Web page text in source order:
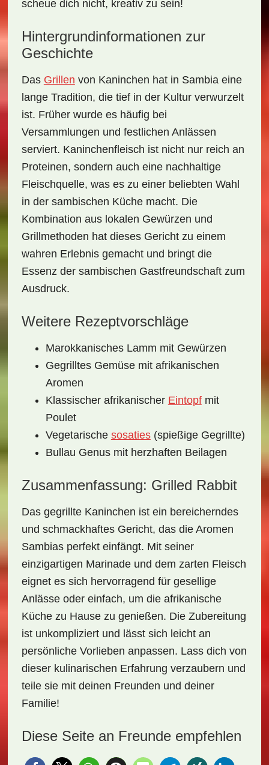
scheue dich nicht, kreativ zu sein!
Hintergrundinformationen zur
Geschichte
Das Grillen von Kaninchen hat in Sambia eine
lange Tradition, die tief in der Kultur verwurzelt
ist. Früher wurde es häufig bei
Versammlungen und festlichen Anlässen
serviert. Kaninchenfleisch ist nicht nur reich an
Proteinen, sondern auch eine nachhaltige
Fleischquelle, was es zu einer beliebten Wahl
in der sambischen Küche macht. Die
Kombination aus lokalen Gewürzen und
Grillmethoden hat dieses Gericht zu einem
wahren Erlebnis gemacht und bringt die
Essenz der sambischen Gastfreundschaft zum
Ausdruck.
Weitere Rezeptvorschläge
Marokkanisches Lamm mit Gewürzen
Gegrilltes Gemüse mit afrikanischen
Aromen
Klassischer afrikanischer Eintopfmit
Poulet
Vegetarische sosaties(spießige Gegrillte)
Bullau Genus mit herzhaften Beilagen
Zusammenfassung: Grilled Rabbit
Das gegrillte Kaninchen ist ein bereicherndes
und schmackhaftes Gericht, das die Aromen
Sambias perfekt einfängt. Mit seiner
einzigartigen Marinade und dem zarten Fleisch
eignet es sich hervorragend für gesellige
Anlässe oder einfach, um die afrikanische
Küche zu Hause zu genießen. Die Zubereitung
ist unkompliziert und lässt sich leicht an
persönliche Vorlieben anpassen. Lass dich von
dieser kulinarischen Erfahrung verzaubern und
teile sie mit deinen Freunden und deiner
Familie!
Diese Seite an Freunde empfehlen